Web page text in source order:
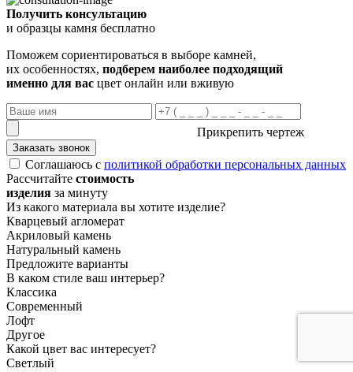
Получить консультацию
и образцы камня бесплатно
Поможем сориентироваться в выборе камней,
их особенностях, подберем наиболее подходящий
именно для вас цвет онлайн или вживую
Прикрепить чертеж
Заказать звонок
Соглашаюсь с политикой обработки персональных данных
Рассчитайте стоимость
изделия за минуту
Из какого материала вы хотите изделие?
Кварцевый агломерат
Акриловый камень
Натуральный камень
Предложите варианты
В каком стиле ваш интерьер?
Классика
Современный
Лофт
Другое
Какой цвет вас интересует?
Светлый